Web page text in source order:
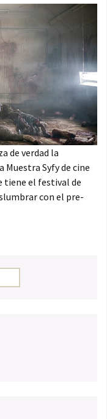
de verdad la
Muestra Syfy de cine
tiene el festival de
con el pre-